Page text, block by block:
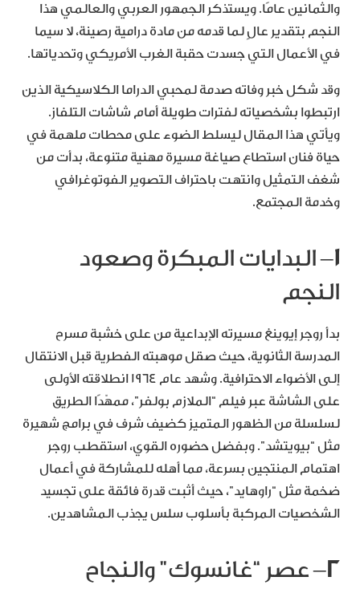
والثمانين عامًا. ويستذكر الجمهور العربي والعالمي هذا
النجم بتقدير عالٍ لما قدمه من مادة درامية رصينة، لا سيما
في الأعمال التي جسدت حقبة الغرب الأمريكي وتحدياتها.
وقد شكل خبر وفاته صدمة لمحبي الدراما الكلاسيكية الذين
ارتبطوا بشخصياته لفترات طويلة أمام شاشات التلفاز.
ويأتي هذا المقال ليسلط الضوء على محطات ملهمة في
حياة فنان استطاع صياغة مسيرة مهنية متنوعة، بدأت من
شغف التمثيل وانتهت باحتراف التصوير الفوتوغرافي
وخدمة المجتمع.
١– البدايات المبكرة وصعود
النجم
بدأ روجر إيوينغ مسيرته الإبداعية من على خشبة مسرح
المدرسة الثانوية، حيث صقل موهبته الفطرية قبل الانتقال
إلى الأضواء الاحترافية. وشهد عام 1964 انطلاقته الأولى
على الشاشة عبر فيلم “الملازم بولفر”، ممهّدًا الطريق
لسلسلة من الظهور المتميز كضيف شرف في برامج شهيرة
مثل “بيويتشد”. وبفضل حضوره القوي، استقطب روجر
اهتمام المنتجين بسرعة، مما أهله للمشاركة في أعمال
ضخمة مثل “راوهايد”، حيث أثبت قدرة فائقة على تجسيد
الشخصيات المركبة بأسلوب سلس يجذب المشاهدين.
٢– عصر “غانسوك” والنجاح